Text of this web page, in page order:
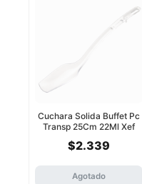
Cuchara Solida Buffet Pc
Transp 25Cm 22Ml Xef
$2.339
Agotado